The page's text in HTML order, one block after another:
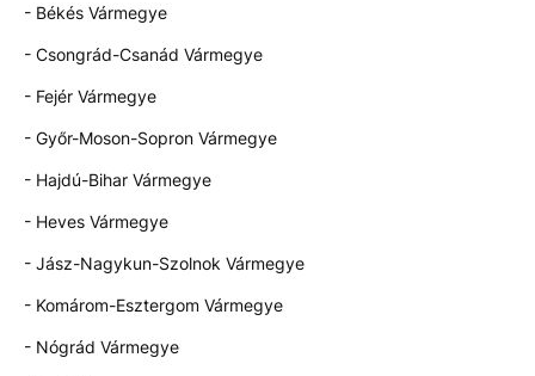
- Békés Vármegye
- Csongrád-Csanád Vármegye
- Fejér Vármegye
- Győr-Moson-Sopron Vármegye
- Hajdú-Bihar Vármegye
- Heves Vármegye
- Jász-Nagykun-Szolnok Vármegye
- Komárom-Esztergom Vármegye
- Nógrád Vármegye